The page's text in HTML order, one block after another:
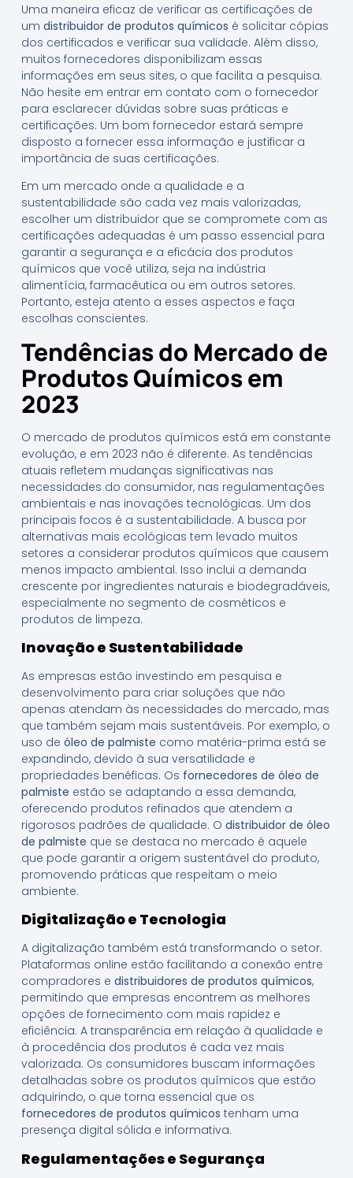
Uma maneira eficaz de verificar as certificações de
um distribuidor de produtos químicos é solicitar cópias
dos certificados e verificar sua validade. Além disso,
muitos fornecedores disponibilizam essas
informações em seus sites, o que facilita a pesquisa.
Não hesite em entrar em contato com o fornecedor
para esclarecer dúvidas sobre suas práticas e
certificações. Um bom fornecedor estará sempre
disposto a fornecer essa informação e justificar a
importância de suas certificações.
Em um mercado onde a qualidade e a
sustentabilidade são cada vez mais valorizadas,
escolher um distribuidor que se compromete com as
certificações adequadas é um passo essencial para
garantir a segurança e a eficácia dos produtos
químicos que você utiliza, seja na indústria
alimentícia, farmacêutica ou em outros setores.
Portanto, esteja atento a esses aspectos e faça
escolhas conscientes.
Tendências do Mercado de
Produtos Químicos em
2023
O mercado de produtos químicos está em constante
evolução, e em 2023 não é diferente. As tendências
atuais refletem mudanças significativas nas
necessidades do consumidor, nas regulamentações
ambientais e nas inovações tecnológicas. Um dos
principais focos é a sustentabilidade. A busca por
alternativas mais ecológicas tem levado muitos
setores a considerar produtos químicos que causem
menos impacto ambiental. Isso inclui a demanda
crescente por ingredientes naturais e biodegradáveis,
especialmente no segmento de cosméticos e
produtos de limpeza.
Inovação e Sustentabilidade
As empresas estão investindo em pesquisa e
desenvolvimento para criar soluções que não
apenas atendam às necessidades do mercado, mas
que também sejam mais sustentáveis. Por exemplo, o
uso de óleo de palmiste como matéria-prima está se
expandindo, devido à sua versatilidade e
propriedades benéficas. Os fornecedores de óleo de
palmiste estão se adaptando a essa demanda,
oferecendo produtos refinados que atendem a
rigorosos padrões de qualidade. O distribuidor de óleo
de palmiste que se destaca no mercado é aquele
que pode garantir a origem sustentável do produto,
promovendo práticas que respeitam o meio
ambiente.
Digitalização e Tecnologia
A digitalização também está transformando o setor.
Plataformas online estão facilitando a conexão entre
compradores e distribuidores de produtos químicos,
permitindo que empresas encontrem as melhores
opções de fornecimento com mais rapidez e
eficiência. A transparência em relação à qualidade e
à procedência dos produtos é cada vez mais
valorizada. Os consumidores buscam informações
detalhadas sobre os produtos químicos que estão
adquirindo, o que torna essencial que os
fornecedores de produtos químicos tenham uma
presença digital sólida e informativa.
Regulamentações e Segurança